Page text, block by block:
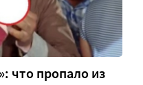
что пропало из